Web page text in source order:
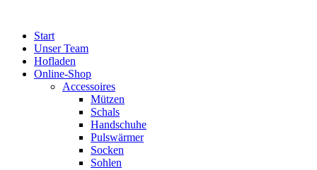
springenStart
Unser Team
Hofladen
Online-Shop
Accessoires
Mützen
Schals
Handschuhe
Pulswärmer
Socken
Sohlen